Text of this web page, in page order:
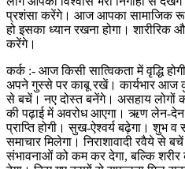
प्रशंसा करेंगे। आज आपका सामाजिक
हो इसका ध्यान रखना होगा।
करेंगे।
कर्क :- आज किसी सात्विकता में वृद्धि
अपने गुस्से पर काबू रखें। कार्यभार आज
से बचें। नए दोस्त बनेंगे। असहाय लोगों की
की पढ़ाई में अवरोध आएगा। ऋण लेन-
प्राप्ति होगी। सुख-ऐश्वर्य बढ़ेगा। शुभ
समाचार मिलेगा। निराशावादी रवैये से
संभावनाओं को कम कर देगा, बल्कि